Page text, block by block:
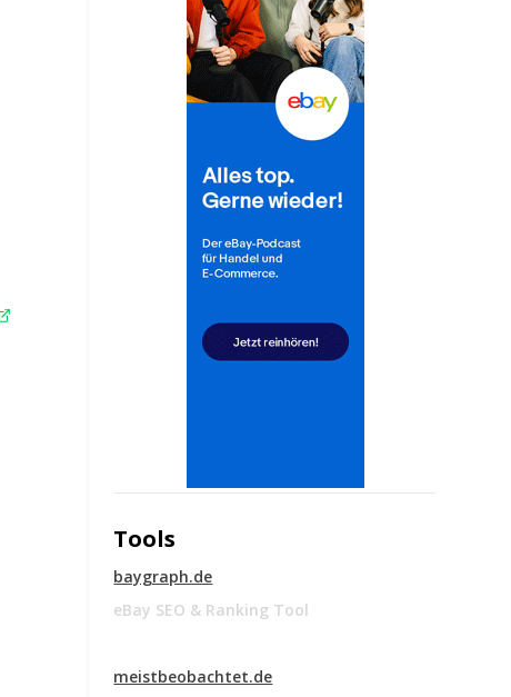
Tools
baygraph.de
eBay SEO & Ranking Tool
meistbeobachtet.de